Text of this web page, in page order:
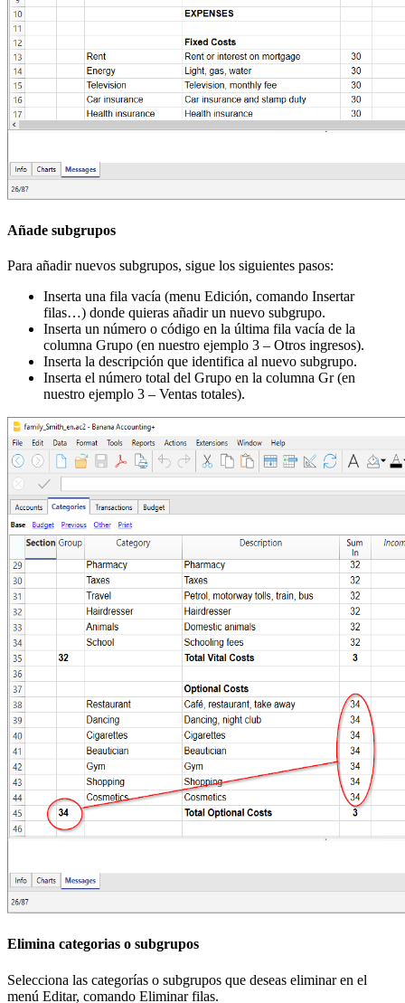
Añade subgrupos
Para añadir nuevos subgrupos, sigue los siguientes pasos:
Inserta una fila vacía (menu Edición, comando Insertar
filas…) donde quieras añadir un nuevo subgrupo.
Inserta un número o código en la última fila vacía de la
columna Grupo (en nuestro ejemplo 3 – Otros ingresos).
Inserta la descripción que identifica al nuevo subgrupo.
Inserta el número total del Grupo en la columna Gr (en
nuestro ejemplo 3 – Ventas totales).
Elimina categorias o subgrupos
Selecciona las categorías o subgrupos que deseas eliminar en el
menú Editar, comando Eliminar filas.